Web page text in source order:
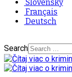
Slovensky
Français
Deutsch
Search